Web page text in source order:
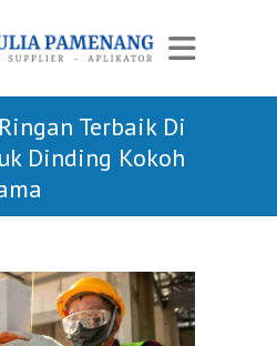
Terbaik Di
Dinding Kokoh